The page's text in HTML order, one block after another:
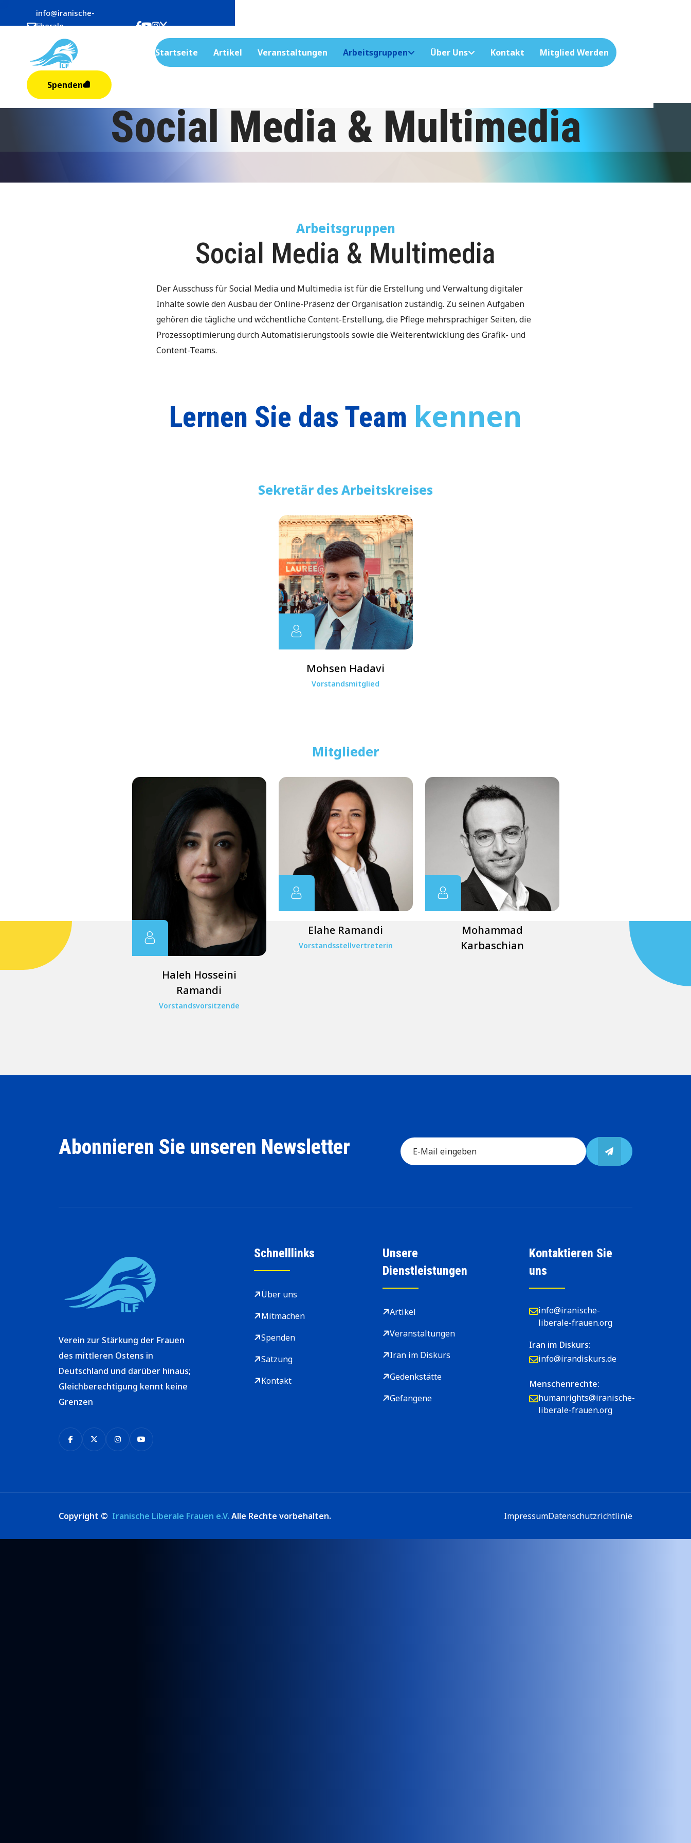
info@iranische-
liberale-
frauen.org
Startseite Artikel Veranstaltungen Arbeitsgruppen Über Uns Kontakt Mitglied Werden
Spenden
Social Media & Multimedia
Arbeitsgruppen
Social Media & Multimedia
Der Ausschuss für Social Media und Multimedia ist für die Erstellung und Verwaltung digitaler
Inhalte sowie den Ausbau der Online-Präsenz der Organisation zuständig. Zu seinen Aufgaben
gehören die tägliche und wöchentliche Content-Erstellung, die Pflege mehrsprachiger Seiten, die
Prozessoptimierung durch Automatisierungstools sowie die Weiterentwicklung des Grafik- und
Content-Teams.
Lernen Sie das Team kennen
Sekretär des Arbeitskreises
Mohsen Hadavi
Vorstandsmitglied
Mitglieder
Haleh Hosseini
Ramandi
Vorstandsvorsitzende
Elahe Ramandi
Vorstandsstellvertreterin
Mohammad
Karbaschian
Abonnieren Sie unseren Newsletter
Verein zur Stärkung der Frauen
des mittleren Ostens in
Deutschland und darüber hinaus;
Gleichberechtigung kennt keine
Grenzen
Schnelllinks
Über uns
Mitmachen
Spenden
Satzung
Kontakt
Unsere
Dienstleistungen
Artikel
Veranstaltungen
Iran im Diskurs
Gedenkstätte
Gefangene
Kontaktieren Sie
uns
info@iranische-
liberale-frauen.org
Iran im Diskurs:
info@irandiskurs.de
Menschenrechte:
humanrights@iranische-
liberale-frauen.org
Copyright © Iranische Liberale Frauen e.V. Alle Rechte vorbehalten. ImpressumDatenschutzrichtlinie